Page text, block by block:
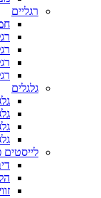
רגליים
גלגלים
לייסטים